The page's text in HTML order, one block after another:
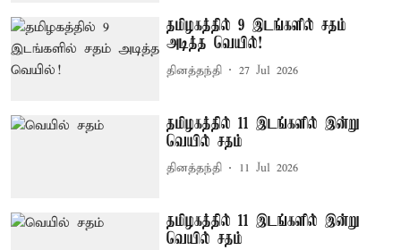
தமிழகத்தில் 9 இடங்களில் சதம்
அடித்த வெயில்!
தினத்தந்தி 27 Jul 2026
தமிழகத்தில் 11 இடங்களில் இன்று
வெயில் சதம்
தினத்தந்தி 11 Jul 2026
தமிழகத்தில் 11 இடங்களில் இன்று
வெயில் சதம்